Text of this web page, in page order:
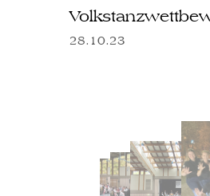
28.10.23